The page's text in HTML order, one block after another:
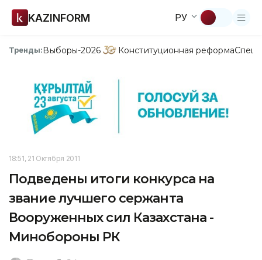
KAZINFORM РУ
Тренды:Выборы-2026 Конституционная реформа
18:51, 21 Октября 2011
Подведены итоги конкурса на
звание лучшего сержанта
Вооруженных сил Казахстана -
Минобороны РК